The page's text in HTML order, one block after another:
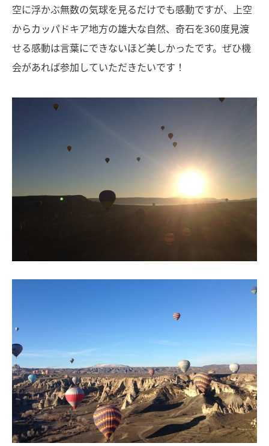
空に浮かぶ無数の気球を見るだけでも感動ですが、上空
からカッパドキア地方の雄大な自然、奇石を360度見渡
せる感動は言葉にできないほど美しかったです。ぜひ機
会があれば参加していただきたいです！